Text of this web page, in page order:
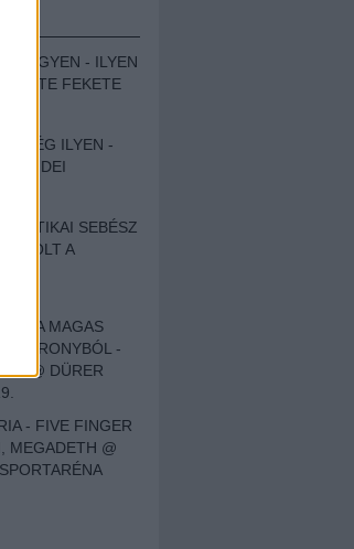
A HEGYEN - ILYEN
FEKETE
MÉG ILYEN -
AZ IDEI
SEBÉSZ
VOLT A
A MAGAS
-
@ DÜRER
- FIVE FINGER
MEGADETH @